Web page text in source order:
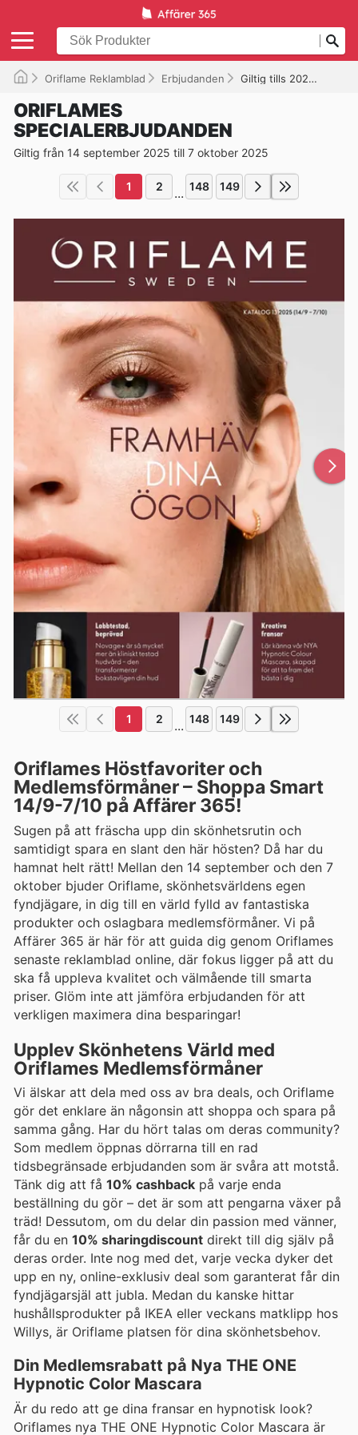
Oriflame Reklamblad Erbjudanden Giltig tills 2025-10-07
ORIFLAMES
SPECIALERBJUDANDEN
Giltig från 14 september 2025 till 7 oktober 2025
1 2 ... 148 149
1 2 ... 148 149
Oriflames Höstfavoriter och
Medlemsförmåner – Shoppa Smart
14/9-7/10 på Affärer 365!
Sugen på att fräscha upp din skönhetsrutin och
samtidigt spara en slant den här hösten? Då har du
hamnat helt rätt! Mellan den 14 september och den 7
oktober bjuder Oriflame, skönhetsvärldens egen
fyndjägare, in dig till en värld fylld av fantastiska
produkter och oslagbara medlemsförmåner. Vi på
Affärer 365 är här för att guida dig genom Oriflames
senaste reklamblad online, där fokus ligger på att du
ska få uppleva kvalitet och välmående till smarta
priser. Glöm inte att jämföra erbjudanden för att
verkligen maximera dina besparingar!
Upplev Skönhetens Värld med
Oriflames Medlemsförmåner
Vi älskar att dela med oss av bra deals, och Oriflame
gör det enklare än någonsin att shoppa och spara på
samma gång. Har du hört talas om deras community?
Som medlem öppnas dörrarna till en rad
tidsbegränsade erbjudanden som är svåra att motstå.
Tänk dig att få 10% cashback på varje enda
beställning du gör – det är som att pengarna växer på
träd! Dessutom, om du delar din passion med vänner,
får du en 10% sharingdiscount direkt till dig själv på
deras order. Inte nog med det, varje vecka dyker det
upp en ny, online-exklusiv deal som garanterat får din
fyndjägarsjäl att jubla. Medan du kanske hittar
hushållsprodukter på IKEA eller veckans matklipp hos
Willys, är Oriflame platsen för dina skönhetsbehov.
Din Medlemsrabatt på Nya THE ONE
Hypnotic Color Mascara
Är du redo att ge dina fransar en hypnotisk look?
Oriflames nya THE ONE Hypnotic Color Mascara är